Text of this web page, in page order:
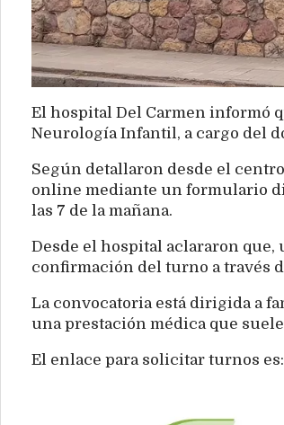
El hospital Del Carmen informó
Neurología Infantil, a cargo del
Según detallaron desde el
online mediante un formulario
las 7 de la mañana.
Desde el hospital aclararon
confirmación del turno a través
La convocatoria está dirigida a
una prestación médica que
El enlace para solicitar turnos es: